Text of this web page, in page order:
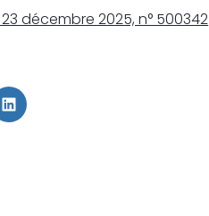
23 décembre 2025, n° 500342
LinkedIn